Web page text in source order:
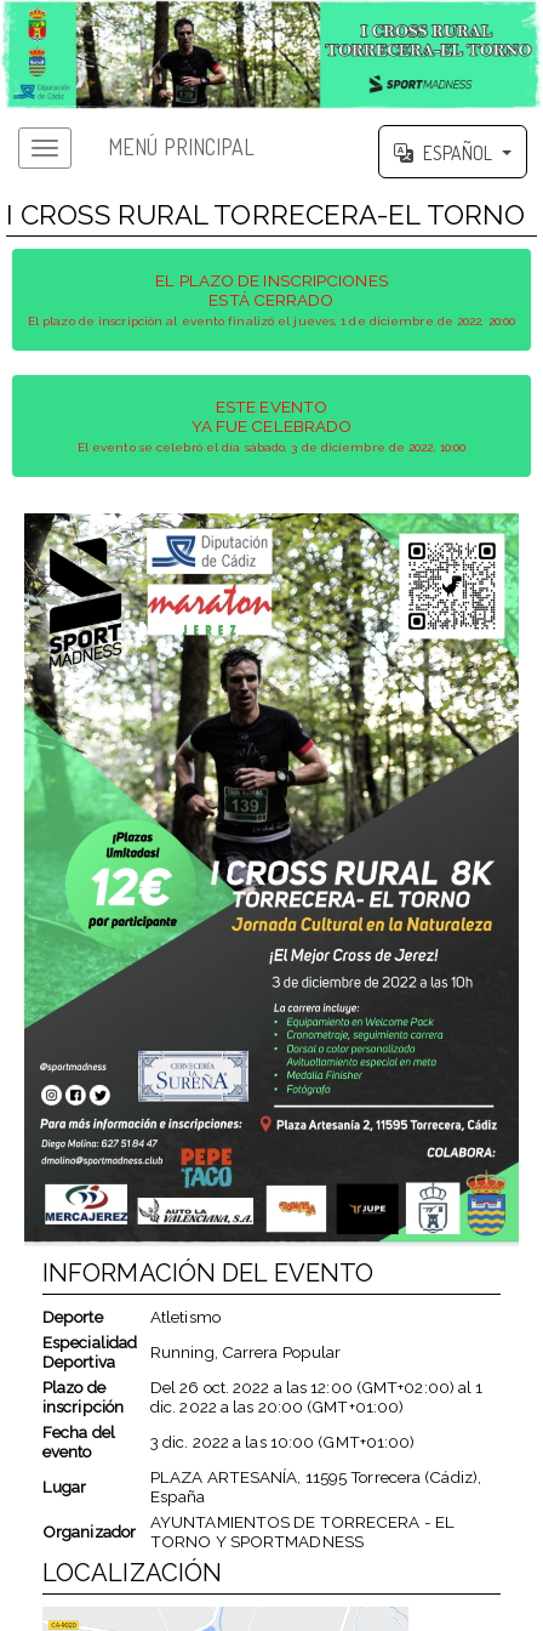
MENÚ PRINCIPAL ESPAÑOL
I CROSS RURAL TORRECERA-EL TORNO
EL PLAZO DE INSCRIPCIONES
ESTÁ CERRADO
El plazo de inscripción al evento finalizó el jueves, 1 de diciembre de 2022, 20:00
ESTE EVENTO
YA FUE CELEBRADO
El evento se celebró el día sábado, 3 de diciembre de 2022, 10:00
INFORMACIÓN DEL EVENTO
Deporte
Atletismo
Especialidad
Deportiva
Running, Carrera Popular
Plazo de
inscripción
Del26 oct. 2022 a las12:00 (GMT+02:00) al1
dic. 2022 a las 20:00 (GMT+01:00)
Fecha del
evento
3 dic. 2022 a las10:00 (GMT+01:00)
Lugar
PLAZA ARTESANÍA, 11595 Torrecera (Cádiz),
España
Organizador
AYUNTAMIENTOS DE TORRECERA - EL
TORNO Y SPORTMADNESS
LOCALIZACIÓN